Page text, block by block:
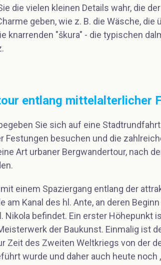
die vielen kleinen Details wahr, die
geben, wie z. B. die Wäsche, die
knarrenden "škura" - die typischen
entlang mittelalterlicher
Sie sich auf eine
Festungen besuchen und die
Art urbaner Bergwandertour, nach
einem Spaziergang entlang der
am Kanal des hl. Ante, an deren
Nikola befindet. Ein erster Höhepunkt
der Baukunst. Einmalig ist
Zeit des Zweiten Weltkriegs von der
wurde und daher auch heute noch